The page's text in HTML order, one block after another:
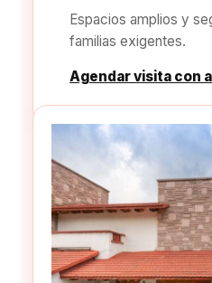
Espacios amplios y
familias exigentes.
Agendar visita con